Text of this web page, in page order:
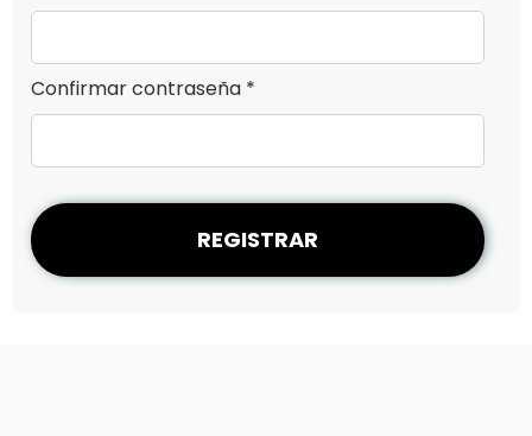
Confirmar contraseña *
REGISTRAR